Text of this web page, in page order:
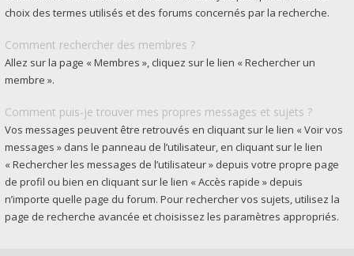
choix des termes utilisés et des forums concernés par la recherche.
Comment rechercher des membres ?
Allez sur la page « Membres », cliquez sur le lien « Rechercher un
membre ».
Comment puis-je trouver mes propres messages et sujets ?
Vos messages peuvent être retrouvés en cliquant sur le lien « Voir vos
messages » dans le panneau de l’utilisateur, en cliquant sur le lien
« Rechercher les messages de l’utilisateur » depuis votre propre page
de profil ou bien en cliquant sur le lien « Accès rapide » depuis
n’importe quelle page du forum. Pour rechercher vos sujets, utilisez la
page de recherche avancée et choisissez les paramètres appropriés.